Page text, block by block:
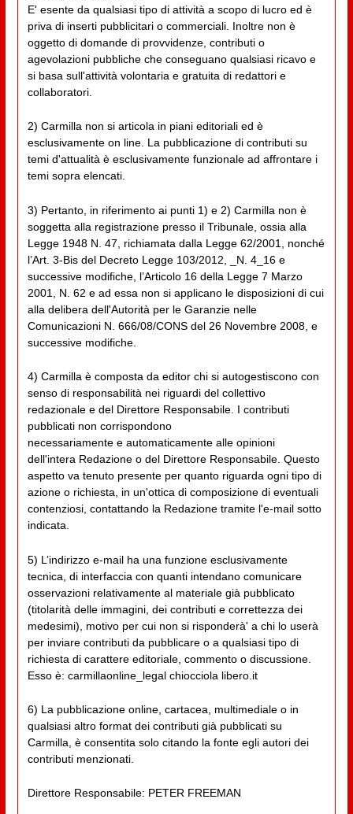
E' esente da qualsiasi tipo di attività a scopo di lucro ed è
priva di inserti pubblicitari o commerciali. Inoltre non è
oggetto di domande di provvidenze, contributi o
agevolazioni pubbliche che conseguano qualsiasi ricavo e
si basa sull'attività volontaria e gratuita di redattori e
collaboratori.
2) Carmilla non si articola in piani editoriali ed è
esclusivamente on line. La pubblicazione di contributi su
temi d'attualità è esclusivamente funzionale ad affrontare i
temi sopra elencati.
3) Pertanto, in riferimento ai punti 1) e 2) Carmilla non è
soggetta alla registrazione presso il Tribunale, ossia alla
Legge 1948 N. 47, richiamata dalla Legge 62/2001, nonché
l’Art. 3-Bis del Decreto Legge 103/2012, _N. 4_16 e
successive modifiche, l’Articolo 16 della Legge 7 Marzo
2001, N. 62 e ad essa non si applicano le disposizioni di cui
alla delibera dell'Autorità per le Garanzie nelle
Comunicazioni N. 666/08/CONS del 26 Novembre 2008, e
successive modifiche.
4) Carmilla è composta da editor chi si autogestiscono con
senso di responsabilità nei riguardi del collettivo
redazionale e del Direttore Responsabile. I contributi
pubblicati non corrispondono
necessariamente e automaticamente alle opinioni
dell'intera Redazione o del Direttore Responsabile. Questo
aspetto va tenuto presente per quanto riguarda ogni tipo di
azione o richiesta, in un'ottica di composizione di eventuali
contenziosi, contattando la Redazione tramite l'e-mail sotto
indicata.
5) L’indirizzo e-mail ha una funzione esclusivamente
tecnica, di interfaccia con quanti intendano comunicare
osservazioni relativamente al materiale già pubblicato
(titolarità delle immagini, dei contributi e correttezza dei
medesimi), motivo per cui non si risponderà' a chi lo userà
per inviare contributi da pubblicare o a qualsiasi tipo di
richiesta di carattere editoriale, commento o discussione.
Esso è: carmillaonline_legal chiocciola libero.it
6) La pubblicazione online, cartacea, multimediale o in
qualsiasi altro format dei contributi già pubblicati su
Carmilla, è consentita solo citando la fonte egli autori dei
contributi menzionati.
Direttore Responsabile: PETER FREEMAN